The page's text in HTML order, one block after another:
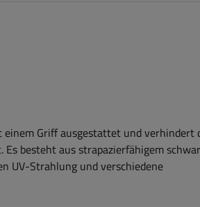
einem Griff ausgestattet und verhindert
besteht aus strapazierfähigem
UV-Strahlung und verschiedene